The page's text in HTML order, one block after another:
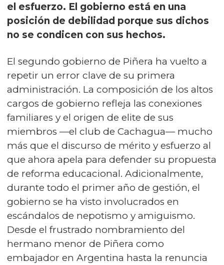
el esfuerzo. El gobierno está en una
posición de debilidad porque sus dichos
no se condicen con sus hechos.
El segundo gobierno de Piñera ha vuelto a
repetir un error clave de su primera
administración. La composición de los altos
cargos de gobierno refleja las conexiones
familiares y el origen de elite de sus
miembros —el club de Cachagua— mucho
más que el discurso de mérito y esfuerzo al
que ahora apela para defender su propuesta
de reforma educacional. Adicionalmente,
durante todo el primer año de gestión, el
gobierno se ha visto involucrados en
escándalos de nepotismo y amiguismo.
Desde el frustrado nombramiento del
hermano menor de Piñera como
embajador en Argentina hasta la renuncia